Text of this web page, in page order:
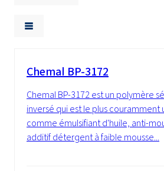
Chemal BP-3172
Chemal BP-3172 est un polymère
inversé qui est le plus couramment
comme émulsifiant d'huile, anti-
additif détergent à faible mousse...